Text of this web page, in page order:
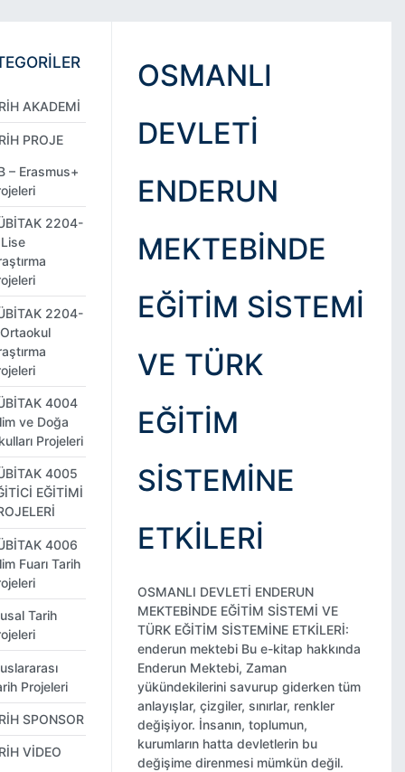
OSMANLI
DEVLETİ
ENDERUN
MEKTEBİNDE
EĞİTİM SİSTEMİ
VE TÜRK
EĞİTİM
SİSTEMİNE
ETKİLERİ
OSMANLI DEVLETİ ENDERUN
MEKTEBİNDE EĞİTİM SİSTEMİ VE
TÜRK EĞİTİM SİSTEMİNE ETKİLERİ:
enderun mektebi Bu e-kitap hakkında
Enderun Mektebi, Zaman
yükündekilerini savurup giderken tüm
anlayışlar, çizgiler, sınırlar, renkler
değişiyor. İnsanın, toplumun,
kurumların hatta devletlerin bu
değişime direnmesi mümkün değil.
AKADEMİ
PROJE
– Erasmus+
2204-
2204-
4004
ve Doğa
Projeleri
4005
EĞİTİMİ
4006
Fuarı Tarih
Tarih
Projeleri
SPONSOR
VİDEO